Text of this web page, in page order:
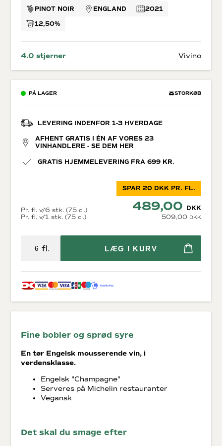
PINOT NOIR
ENGLAND
2021
12,50%
4.0 stjerner Vivino
PÅ LAGER STORKØB
LEVERING INDENFOR 1-3 HVERDAGE
AFHENT GRATIS I ÉN AF VORES 23
VINHANDLERE - SE DEM HER
GRATIS HJEMMELEVERING FRA 699 KR.
Pr. fl. v/1 stk. (75 cl.) 509,00 DKK
Pr. fl. v/6 stk. (75 cl.) 489,00 DKK
SPAR 20 DKK PR. FL.
fl. LÆG I KURV
Fine bobler og sprød syre
En tør Engelsk mousserende vin, i
verdensklasse.
Engelsk "Champagne"
Serveres på Michelin restauranter
Vegansk
Det skal du smage efter